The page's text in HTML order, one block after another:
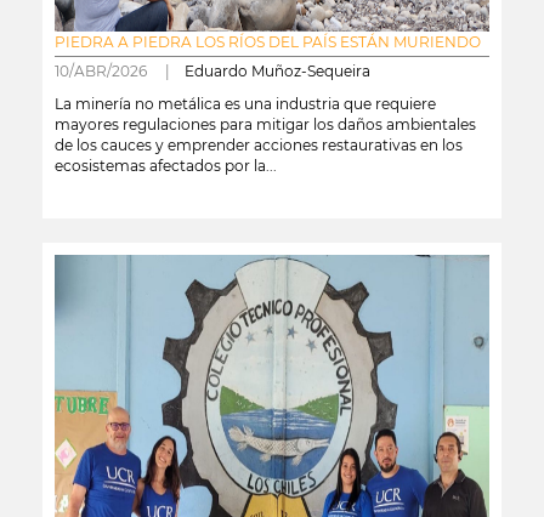
PIEDRA A PIEDRA LOS RÍOS DEL PAÍS ESTÁN MURIENDO
10/ABR/2026 | Eduardo Muñoz-Sequeira
La minería no metálica es una industria que requiere
mayores regulaciones para mitigar los daños ambientales
de los cauces y emprender acciones restaurativas en los
ecosistemas afectados por la...